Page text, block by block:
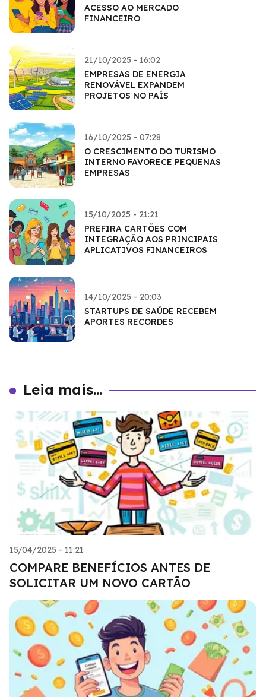
ACESSO AO MERCADO
FINANCEIRO
21/10/2025 - 16:02
EMPRESAS DE ENERGIA
RENOVÁVEL EXPANDEM
PROJETOS NO PAÍS
16/10/2025 - 07:28
O CRESCIMENTO DO TURISMO
INTERNO FAVORECE PEQUENAS
EMPRESAS
15/10/2025 - 21:21
PREFIRA CARTÕES COM
INTEGRAÇÃO AOS PRINCIPAIS
APLICATIVOS FINANCEIROS
14/10/2025 - 20:03
STARTUPS DE SAÚDE RECEBEM
APORTES RECORDES
Leia mais...
15/04/2025 - 11:21
COMPARE BENEFÍCIOS ANTES DE
SOLICITAR UM NOVO CARTÃO